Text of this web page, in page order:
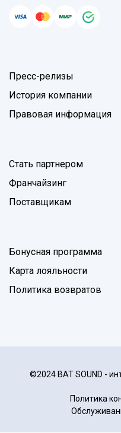
Пресс-релизы
История компании
Правовая информация
Стать партнером
Франчайзинг
Поставщикам
Бонусная программа
Карта лояльности
Политика возвратов
©2024 BAT SOUND -
Политика